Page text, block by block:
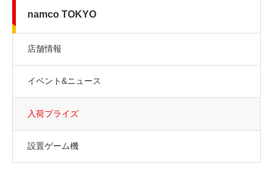
namco TOKYO
店舗情報
イベント&ニュース
入荷プライズ
設置ゲーム機